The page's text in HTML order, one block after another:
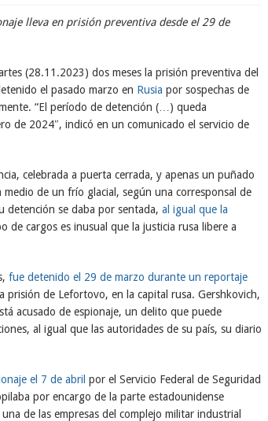
lleva en prisión preventiva desde el 29 de
(28.11.2023) dos meses la prisión preventiva del
el pasado marzo en Rusia por sospechas de
“El período de detención (…) queda
de 2024″, indicó en un comunicado el servicio de
celebrada a puerta cerrada, y apenas un puñado
de un frío glacial, según una corresponsal de
detención se daba por sentada, al igual que la
de cargos es inusual que la justicia rusa libere a
fue detenido el 29 de marzo durante un reportaje
prisión de Lefortovo, en la capital rusa. Gershkovich,
acusado de espionaje, un delito que puede
al igual que las autoridades de su país, su diario
el 7 de abril por el Servicio Federal de Seguridad
por encargo de la parte estadounidense
de las empresas del complejo militar industrial